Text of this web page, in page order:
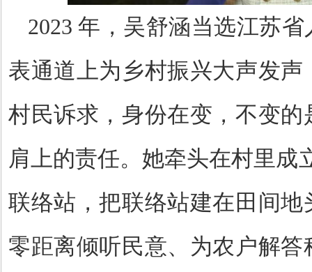
2023年，吴舒涵当选江苏
表通道上为乡村振兴大声发
村民诉求，身份在变，不变
肩上的责任。她牵头在村里成
联络站，把联络站建在田间
零距离倾听民意、为农户解